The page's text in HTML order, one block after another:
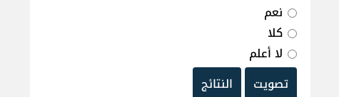
نعم
كلا
لا أعلم
تصويت
النتائج